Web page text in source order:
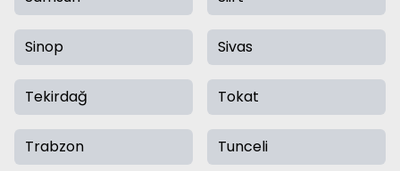
Sinop Sivas
Tekirdağ Tokat
Trabzon Tunceli